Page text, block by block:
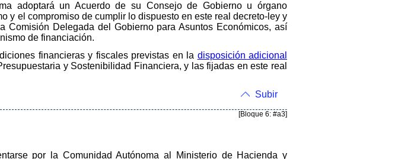
adoptará un Acuerdo de su Consejo de Gobierno u órgano
y el compromiso de cumplir lo dispuesto en este real decreto-ley y
Delegada del Gobierno para Asuntos Económicos, así
de financiación.
financieras y fiscales previstas en la disposición adicional
y Sostenibilidad Financiera, y las fijadas en este real
Subir
[Bloque 6: #a3]
por la Comunidad Autónoma al Ministerio de Hacienda y